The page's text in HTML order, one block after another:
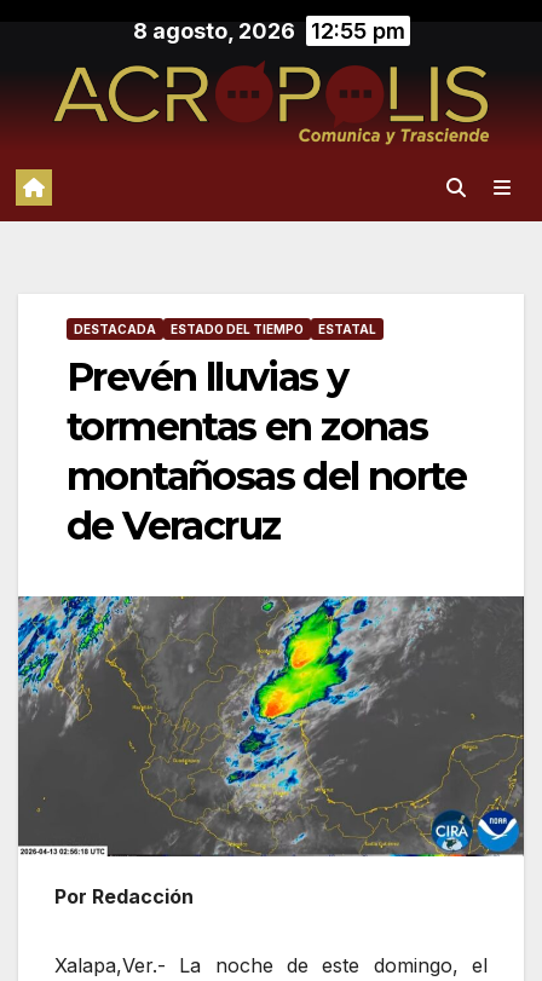
contenido
8 agosto, 2026 12:55 pm
DESTACADA ESTADO DEL TIEMPO ESTATAL
Prevén lluvias y
tormentas en zonas
montañosas del norte
de Veracruz
Por Redacción
Xalapa,Ver.- La noche de este domingo, el